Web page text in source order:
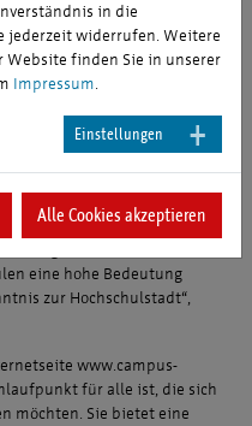
ergänzt: „Unsere
die Stärken der Stadt in
ein Gesicht. Mit dem Mix
bringen wir Erfurt auf
Gespräch.“
an der IU Internationalen
in Erfurt. Als
und Studierendenbeirates
Beirat mitbegleitet. „Diese
eine hohe Bedeutung
zur Hochschulstadt“,
www.campus-
für alle ist, die sich
möchten. Sie bietet eine
in die
jederzeit widerrufen. Weitere
Website finden Sie in unserer
Impressum.
Einstellungen
Alle Cookies akzeptieren